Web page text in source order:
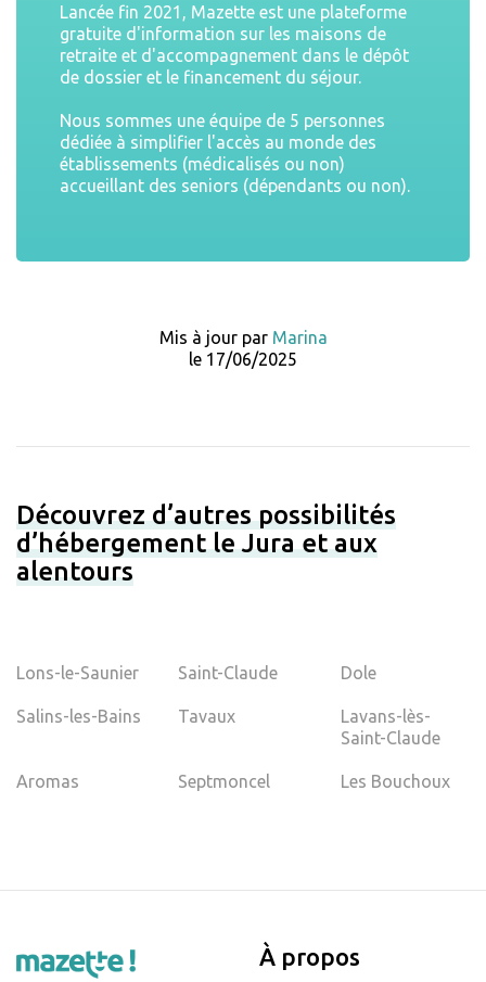
Lancée fin 2021, Mazette est une plateforme
gratuite d'information sur les maisons de
retraite et d'accompagnement dans le dépôt
de dossier et le financement du séjour.
Nous sommes une équipe de 5 personnes
dédiée à simplifier l'accès au monde des
établissements (médicalisés ou non)
accueillant des seniors (dépendants ou non).
Mis à jour par Marina
le 17/06/2025
Découvrez d’autres possibilités
d’hébergement le Jura et aux
alentours
Lons-le-Saunier Saint-Claude Dole
Salins-les-Bains Tavaux
Lavans-lès-
Saint-Claude
Aromas Septmoncel Les Bouchoux
À propos